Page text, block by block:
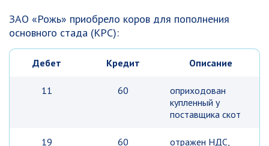
ЗАО «Рожь» приобрело коров для пополнения
основного стада (КРС):
Дебет Кредит Описание
11 60
оприходован
купленный у
поставщика скот
19 60
отражен НДС,